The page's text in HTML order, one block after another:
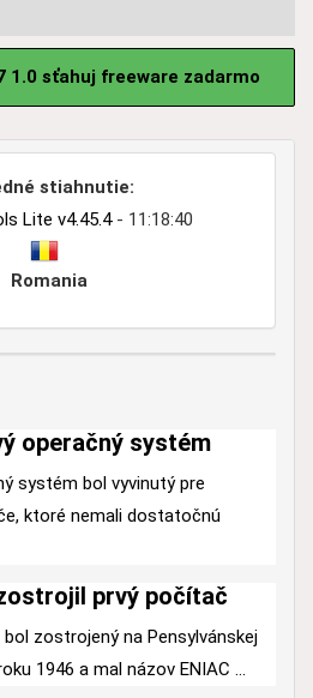
1.0 sťahuj freeware zadarmo
stiahnutie:
Lite v4.45.4- 11:18:40
Romania
operačný systém
systém bol vyvinutý pre
ktoré nemali dostatočnú
prvý počítač
zostrojený na Pensylvánskej
1946 a mal názov ENIAC ...